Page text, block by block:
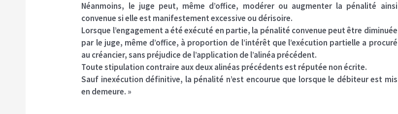
Néanmoins, le juge peut, même d’office, modérer ou augmenter la pénalité ainsi
convenue si elle est manifestement excessive ou dérisoire.
Lorsque l’engagement a été exécuté en partie, la pénalité convenue peut être diminuée
par le juge, même d’office, à proportion de l’intérêt que l’exécution partielle a procuré
au créancier, sans préjudice de l’application de l’alinéa précédent.
Toute stipulation contraire aux deux alinéas précédents est réputée non écrite.
Sauf inexécution définitive, la pénalité n’est encourue que lorsque le débiteur est mis
en demeure. »